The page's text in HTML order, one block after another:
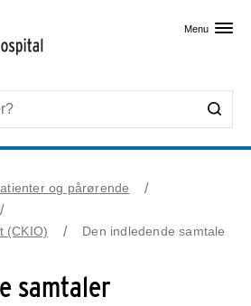
Menu
og pårørende
(CKIO)
Den indledende samtale
samtaler